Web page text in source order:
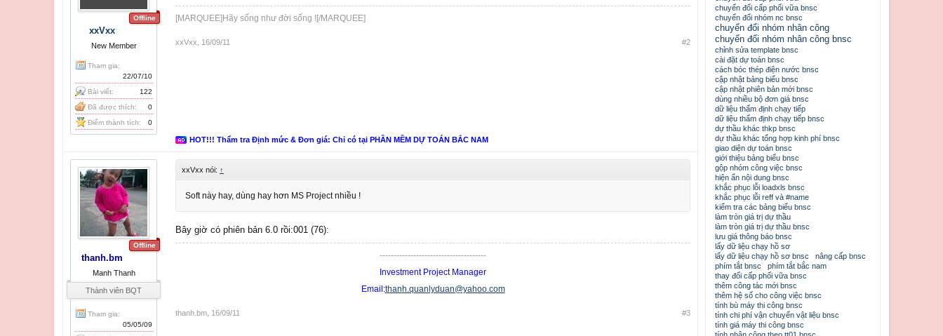
Offline
xxVxx
New Member
Tham gia:
22/07/10
Bài viết:
122
Đã được thích:
0
Điểm thành tích:
0
[MARQUEE]Hãy sống như đời sống ![/MARQUEE]
xxVxx 16/09/11 #2
HOT!!! Thẩm tra Định mức & Đơn giá: Chỉ có tại PHẦN MỀM DỰ TOÁN BẮC NAM
Offline
thanh.bm
Manh Thanh
Thành viên BQT
Tham gia:
05/05/09
xxVxx nói: ↑
Soft này hay, dùng hay hơn MS Project nhiều !
Bây giờ có phiên bản 6.0 rồi:001 (76):
--------------------------------------
Investment Project Manager
Email:thanh.quanlyduan@yahoo.com
thanh.bm 16/09/11 #3
chuyển đổi cấp phối vữa bnsc
chuyển đổi nhóm nc bnsc
chuyển đổi nhóm nhân công
chuyển đổi nhóm nhân công bnsc
chỉnh sửa template bnsc
cài đặt dự toán bnsc
cách bóc thép điện nước bnsc
cập nhật bảng biểu bnsc
cập nhật phiên bản mới bnsc
dùng nhiều bộ đơn giá bnsc
dữ liệu thẩm định chạy tiếp
dữ liệu thẩm định chạy tiếp bnsc
dự thầu khác thkp bnsc
dự thầu khác tổng hợp kinh phí bnsc
giao diện dự toán bnsc
giới thiệu bảng biểu bnsc
gộp nhóm công việc bnsc
hiện ẩn nội dung bnsc
khắc phục lỗi loadxls bnsc
khắc phục lỗi reff và #name
kiểm tra các bảng biểu bnsc
làm tròn giá trị dự thầu
làm tròn giá trị dự thầu bnsc
lưu giá thông báo bnsc
lấy dữ liệu chạy hồ sơ
lấy dữ liệu chạy hồ sơ bnsc
nâng cấp bnsc
phím tắt bnsc
phím tắt bắc nam
thay đổi cấp phối vữa bnsc
thêm công tác mới bnsc
thêm hệ số cho công việc bnsc
tính bù máy thi công bnsc
tính chi phí vận chuyển vật liệu bnsc
tính giá máy thi công bnsc